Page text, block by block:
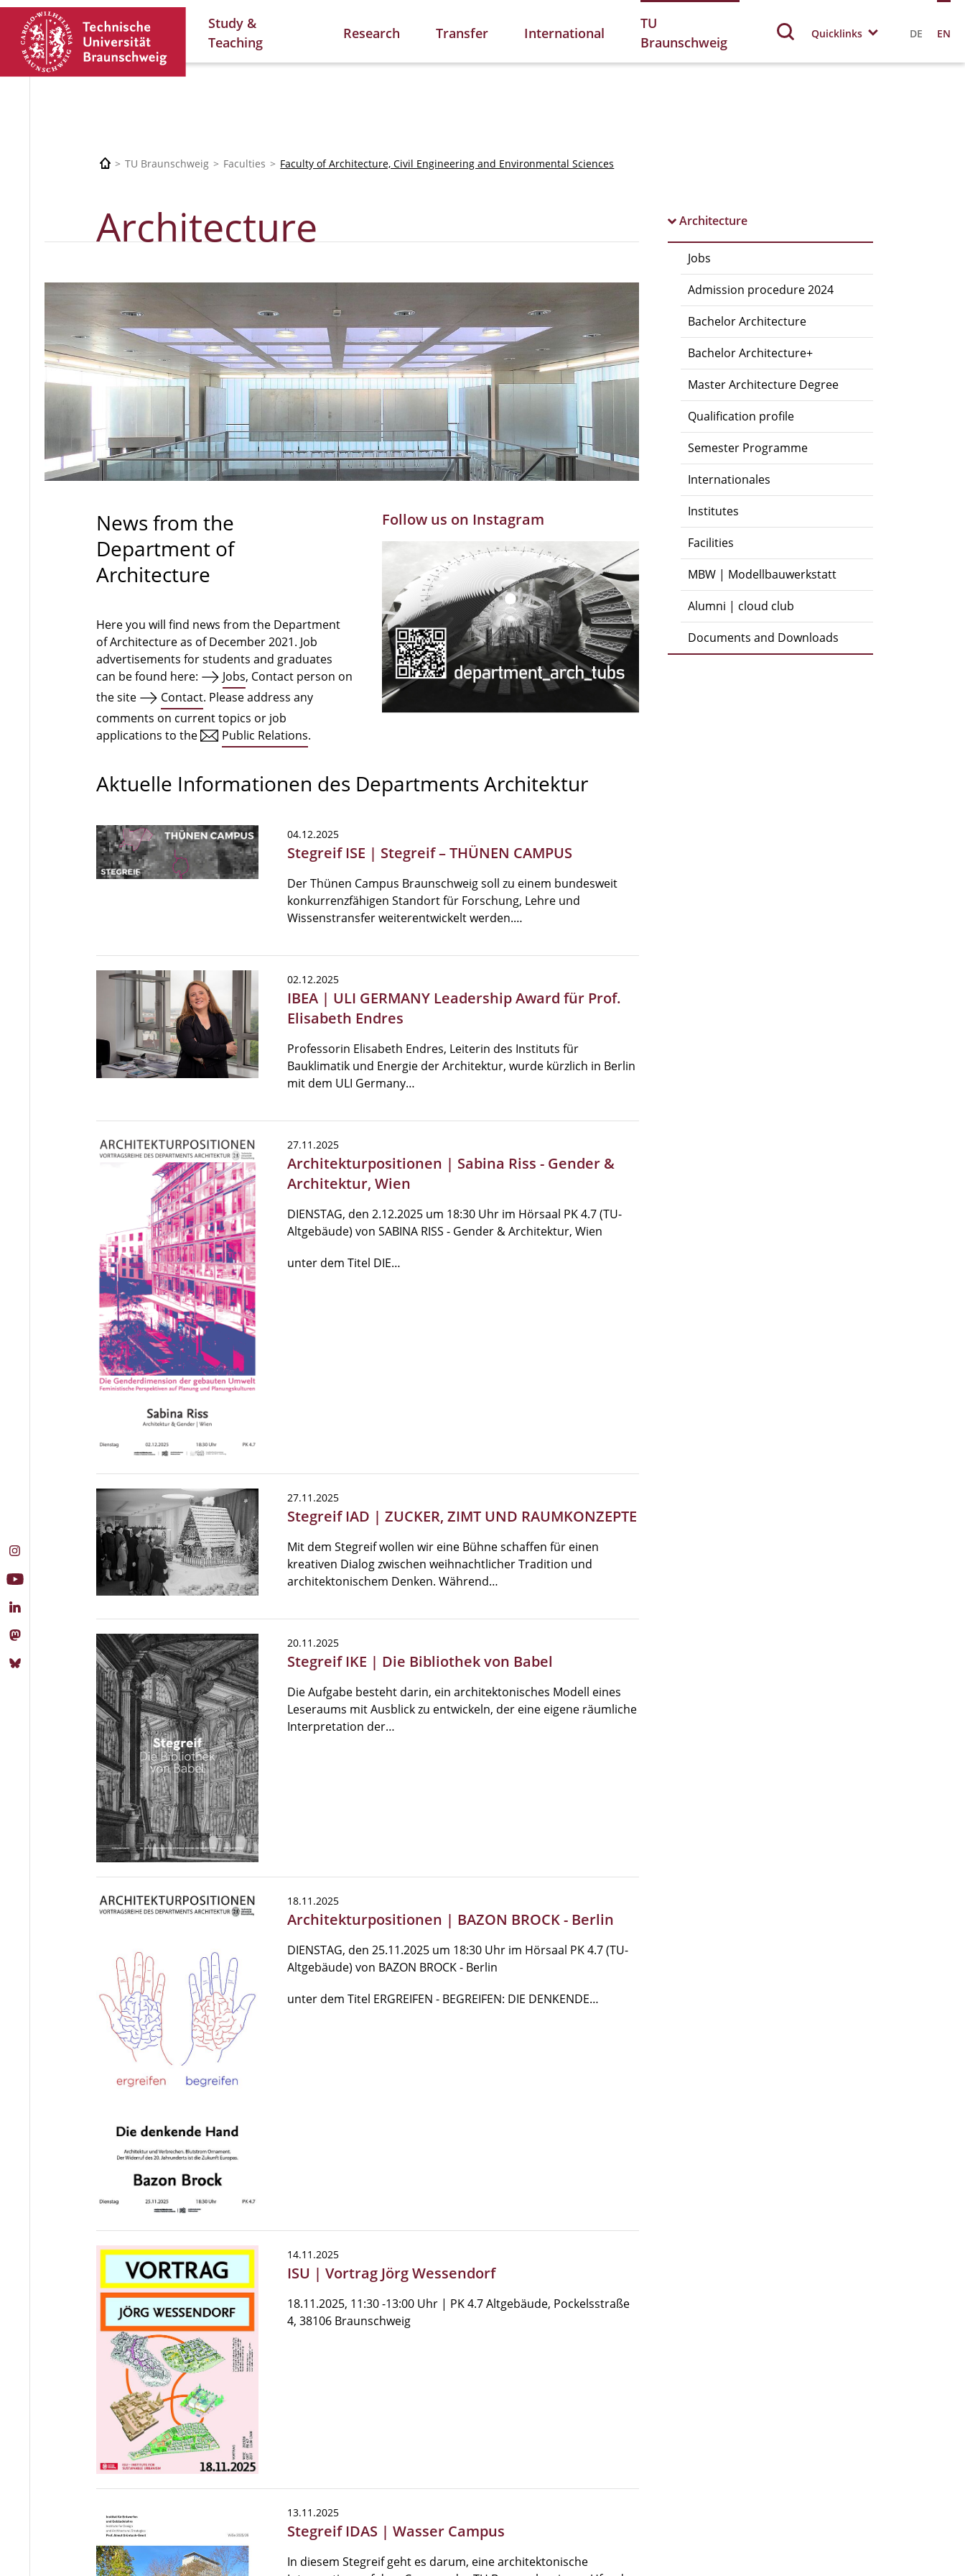
Study &
Teaching
Research Transfer International
TU
Braunschweig
Quicklinks DE EN
TU Braunschweig Faculties Faculty of Architecture, Civil Engineering and Environmental Sciences
Architecture
Jobs
Admission procedure 2024
Bachelor Architecture
Bachelor Architecture+
Master Architecture Degree
Qualification profile
Semester Programme
Internationales
Institutes
Facilities
MBW | Modellbauwerkstatt
Alumni | cloud club
Documents and Downloads
Architecture
News from the
Department of
Architecture
Here you will find news from the Department
of Architecture as of December 2021. Job
advertisements for students and graduates
can be found here:
Jobs, Contact person on
the site
Contact. Please address any
comments on current topics or job
applications to the
Public Relations.
Follow us on Instagram
Aktuelle Informationen des Departments Architektur
04.12.2025
Stegreif ISE | Stegreif – THÜNEN CAMPUS
Der Thünen Campus Braunschweig soll zu einem bundesweit
konkurrenzfähigen Standort für Forschung, Lehre und
Wissenstransfer weiterentwickelt werden.…
02.12.2025
IBEA | ULI GERMANY Leadership Award für Prof.
Elisabeth Endres
Professorin Elisabeth Endres, Leiterin des Instituts für
Bauklimatik und Energie der Architektur, wurde kürzlich in Berlin
mit dem ULI Germany…
27.11.2025
Architekturpositionen | Sabina Riss - Gender &
Architektur, Wien
DIENSTAG, den 2.12.2025 um 18:30 Uhr im Hörsaal PK 4.7 (TU-
Altgebäude) von SABINA RISS - Gender & Architektur, Wien
unter dem Titel DIE…
27.11.2025
Stegreif IAD | ZUCKER, ZIMT UND RAUMKONZEPTE
Mit dem Stegreif wollen wir eine Bühne schaffen für einen
kreativen Dialog zwischen weihnachtlicher Tradition und
architektonischem Denken. Während…
20.11.2025
Stegreif IKE | Die Bibliothek von Babel
Die Aufgabe besteht darin, ein architektonisches Modell eines
Leseraums mit Ausblick zu entwickeln, der eine eigene räumliche
Interpretation der…
18.11.2025
Architekturpositionen | BAZON BROCK - Berlin
DIENSTAG, den 25.11.2025 um 18:30 Uhr im Hörsaal PK 4.7 (TU-
Altgebäude) von BAZON BROCK - Berlin
unter dem Titel ERGREIFEN - BEGREIFEN: DIE DENKENDE…
14.11.2025
ISU | Vortrag Jörg Wessendorf
18.11.2025, 11:30 -13:00 Uhr | PK 4.7 Altgebäude, Pockelsstraße
4, 38106 Braunschweig
13.11.2025
Stegreif IDAS | Wasser Campus
In diesem Stegreif geht es darum, eine architektonische